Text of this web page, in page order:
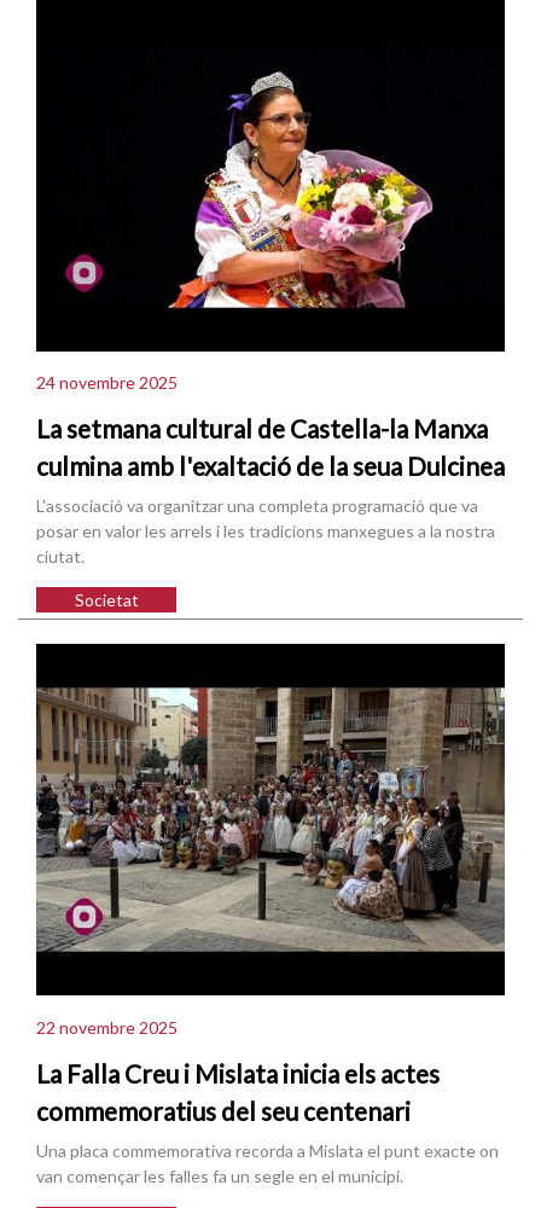
24 novembre 2025
La setmana cultural de Castella-la Manxa
culmina amb l'exaltació de la seua Dulcinea
L'associació va organitzar una completa programació que va
posar en valor les arrels i les tradicions manxegues a la nostra
ciutat.
Societat
22 novembre 2025
La Falla Creu i Mislata inicia els actes
commemoratius del seu centenari
Una placa commemorativa recorda a Mislata el punt exacte on
van començar les falles fa un segle en el municipi.